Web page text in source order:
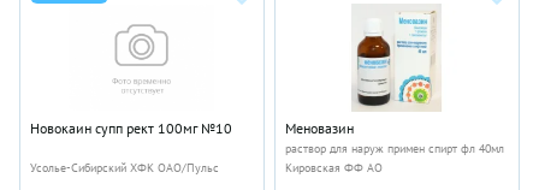
Новокаин супп рект 100мг №10
Усолье-Сибирский ХФК ОАО/Пульс
Меновазин
раствор для наруж примен спирт фл 40мл
Кировская ФФ АО